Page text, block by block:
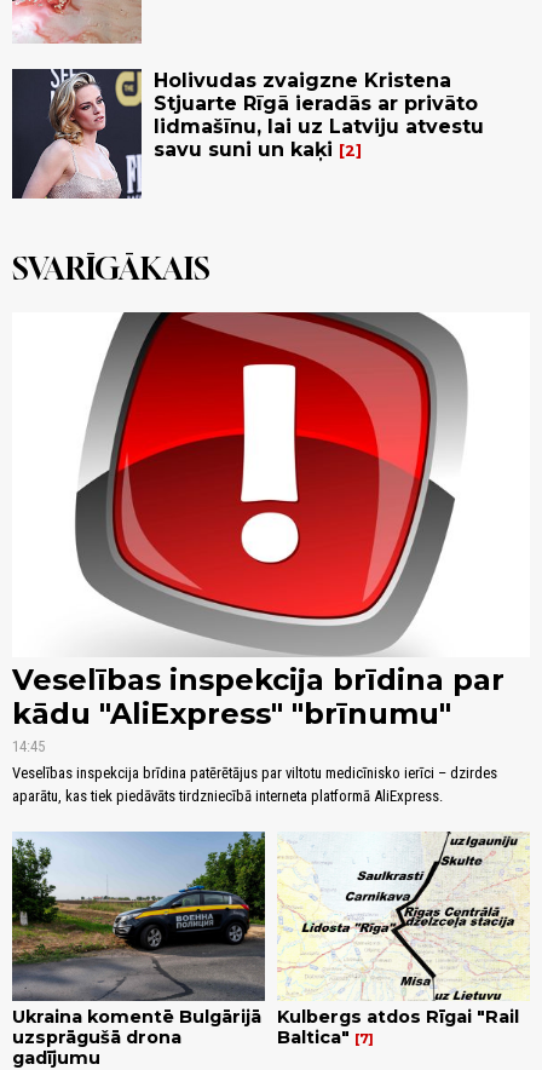
Holivudas zvaigzne Kristena
Stjuarte Rīgā ieradās ar privāto
lidmašīnu, lai uz Latviju atvestu
savu suni un kaķi
2
SVARĪGĀKAIS
Veselības inspekcija brīdina par
kādu "AliExpress" "brīnumu"
14:45
Veselības inspekcija brīdina patērētājus par viltotu medicīnisko ierīci – dzirdes
aparātu, kas tiek piedāvāts tirdzniecībā interneta platformā AliExpress.
Ukraina komentē Bulgārijā
uzsprāgušā drona
gadījumu
Kulbergs atdos Rīgai "Rail
Baltica"
7